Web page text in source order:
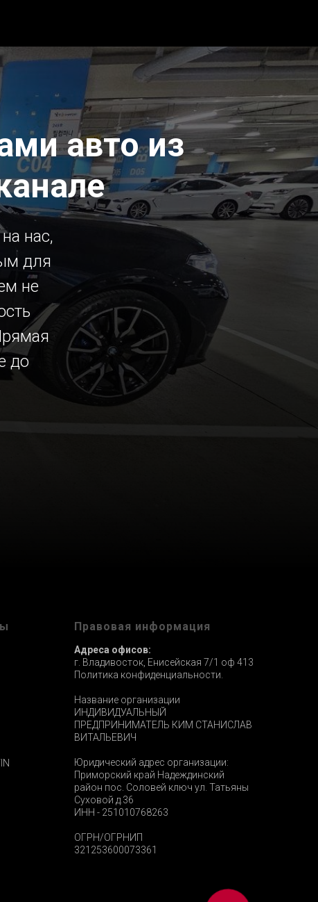
авто из
нас,
для
не
до
Правовая информация
Адреса офисов:
г. Владивосток, Енисейская 7/1 оф 413
Политика конфиденциальности.
Название организации
ИНДИВИДУАЛЬНЫЙ
ПРЕДПРИНИМАТЕЛЬ КИМ СТАНИСЛАВ
ВИТАЛЬЕВИЧ
Юридический адрес организации:
Приморский край Надеждинский
район пос. Соловей ключ ул. Татьяны
Суховой д.36
ИНН - 251010768263
ОГРН/ОГРНИП
321253600073361